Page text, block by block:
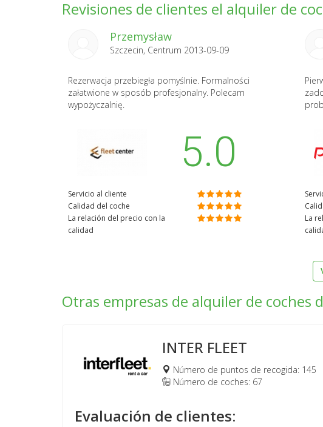
Revisiones de clientes el alquiler de
Przemysław
Szczecin, Centrum 2013-09-09
Rezerwacja przebiegła pomyślnie. Formalności
załatwione w sposób profesjonalny. Polecam
wypożyczalnię.
5.0
Servicio al cliente
Calidad del coche
La relación del precio con la
calidad
La
Otras empresas de alquiler de coches
INTER FLEET
Número de puntos de recogida: 145
Número de coches: 67
Evaluación de clientes: